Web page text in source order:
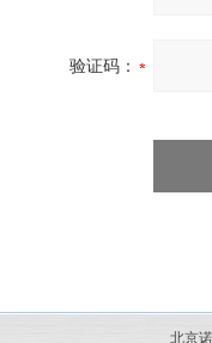
验证码：
北京